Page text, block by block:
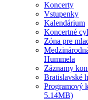
Koncerty
Vstupenky
Kalendárium
Koncertné
Zóna pre
Hummela
Záznamy
Bratislavské
Programový
5.14MB)